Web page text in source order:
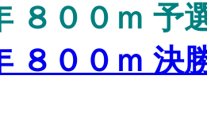
８００ｍ 予
８００ｍ 決